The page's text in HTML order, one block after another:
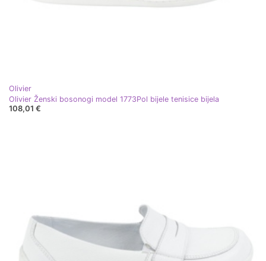
Olivier
Olivier Ženski bosonogi model 1773Pol bijele tenisice bijela
108,01 €